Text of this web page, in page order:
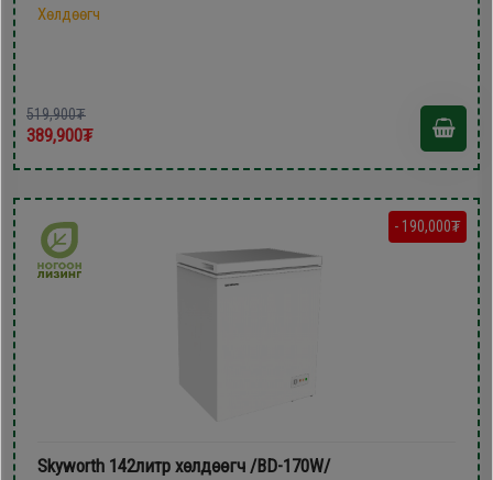
Хөлдөөгч
519,900₮
389,900₮
- 190,000₮
Skyworth 142литр xөлдөөгч /BD-170W/